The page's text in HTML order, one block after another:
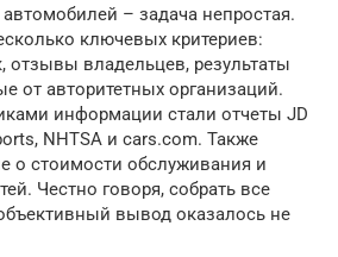
– задача непростая.
ключевых критериев:
отзывы владельцев, результаты
от авторитетных организаций.
информации стали отчеты JD
NHTSA и cars.com. Также
о стоимости обслуживания и
Честно говоря, собрать все
вывод оказалось не